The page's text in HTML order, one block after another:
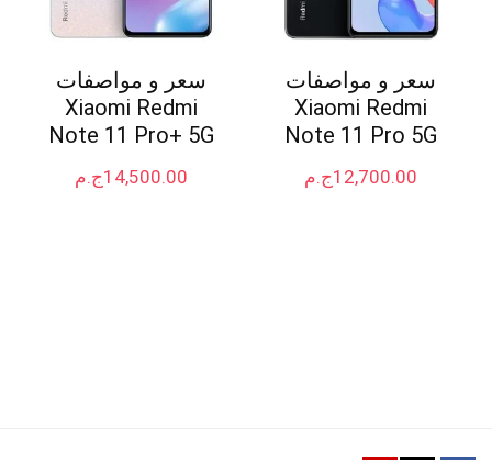
سعر و مواصفات
Xiaomi Redmi
Note 11 Pro 5G
ج.م12,700.00
سعر و مواصفات
Xiaomi Redmi
Note 11 Pro+ 5G
ج.م14,500.00